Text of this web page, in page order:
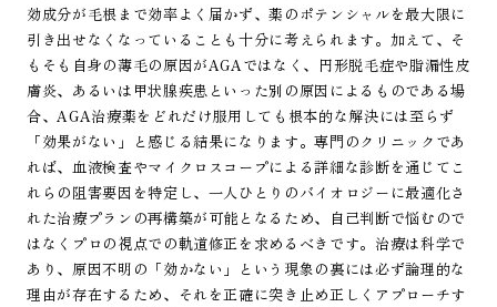
効成分が毛根まで効率よく届かず、薬のポテンシャルを最大限に
引き出せなくなっていることも十分に考えられます。加えて、そ
もそも自身の薄毛の原因がAGAではなく、円形脱毛症や脂漏性皮
膚炎、あるいは甲状腺疾患といった別の原因によるものである場
合、AGA治療薬をどれだけ服用しても根本的な解決には至らず
「効果がない」と感じる結果になります。専門のクリニックであ
れば、血液検査やマイクロスコープによる詳細な診断を通じてこ
れらの阻害要因を特定し、一人ひとりのバイオロジーに最適化さ
れた治療プランの再構築が可能となるため、自己判断で悩むので
はなくプロの視点での軌道修正を求めるべきです。治療は科学で
あり、原因不明の「効かない」という現象の裏には必ず論理的な
理由が存在するため、それを正確に突き止め正しくアプローチす